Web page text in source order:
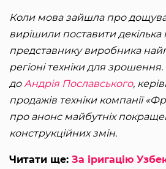
Коли мова зайшла про
вирішили поставити декілька
представнику виробника
регіоні техніки для
до Андрія Пославського,
продажів техніки компанії
про анонс майбутніх
конструкційних змін.
Читати ще: За іригацію